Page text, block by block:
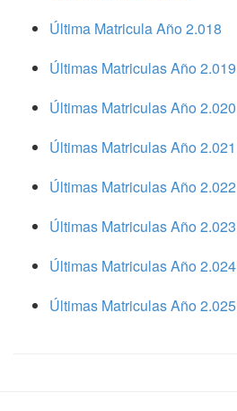
Última Matricula Año 2.018
Últimas Matriculas Año 2.019
Últimas Matriculas Año 2.020
Últimas Matriculas Año 2.021
Últimas Matriculas Año 2.022
Últimas Matriculas Año 2.023
Últimas Matriculas Año 2.024
Últimas Matriculas Año 2.025